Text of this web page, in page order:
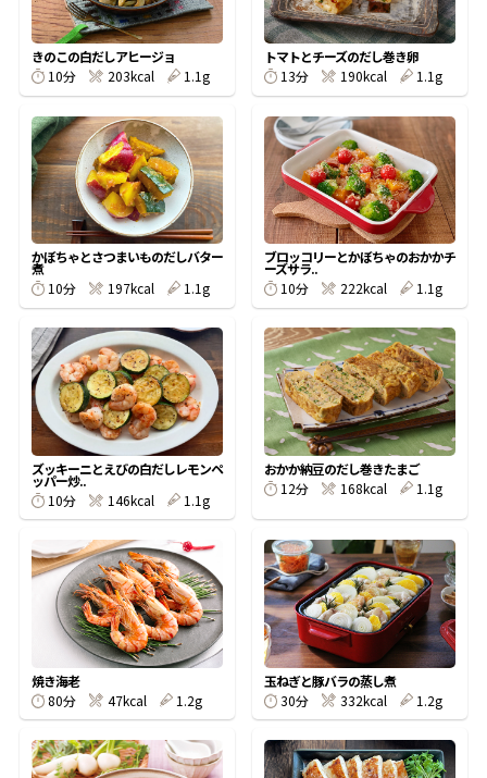
新鮮一番 『氷熟®』
『踊り節』
鰹節屋の
だしパック
だし粉
きのこの白だしアヒージョ
10分
203kcal 1.1g
トマトとチーズのだし巻き卵
13分
190kcal 1.1g
かぼちゃとさつまいものだしバター
煮
10分
197kcal 1.1g
ブロッコリーとかぼちゃのおかかチ
ーズサラ..
10分
222kcal 1.1g
ズッキーニとえびの白だしレモンペ
ッパー炒..
10分
146kcal 1.1g
おかか納豆のだし巻きたまご
12分
168kcal 1.1g
焼き海老
80分
47kcal 1.2g
玉ねぎと豚バラの蒸し煮
30分
332kcal 1.2g